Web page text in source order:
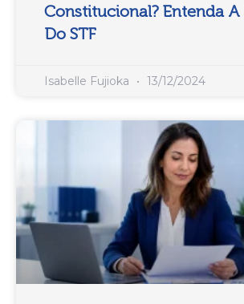
Constitucional? Entenda A
Do STF
Isabelle Fujioka 13/12/2024